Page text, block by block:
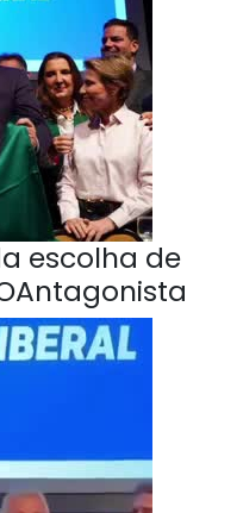
escolha de